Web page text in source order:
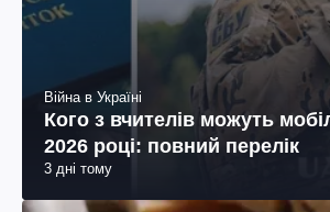
Війна в Україні
Кого з вчителів можуть
2026 році: повний перелік
3 дні тому